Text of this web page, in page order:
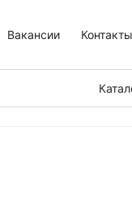
Вакансии Контакты